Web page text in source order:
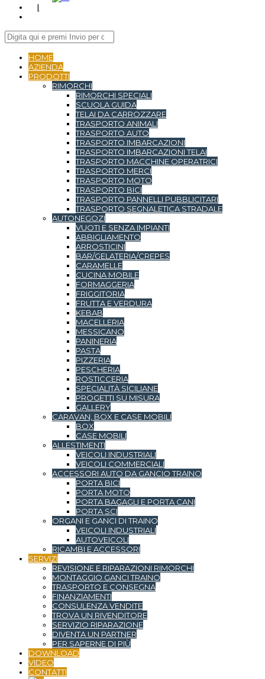
|
HOME
AZIENDA
PRODOTTI
RIMORCHI
RIMORCHI SPECIALI
SCUOLA GUIDA
TELAI DA CARROZZARE
TRASPORTO ANIMALI
TRASPORTO AUTO
TRASPORTO IMBARCAZIONI
TRASPORTO IMBARCAZIONI TELAI
TRASPORTO MACCHINE OPERATRICI
TRASPORTO MERCI
TRASPORTO MOTO
TRASPORTO BICI
TRASPORTO PANNELLI PUBBLICITARI
TRASPORTO SEGNALETICA STRADALE
AUTONEGOZI
VUOTI E SENZA IMPIANTI
ABBIGLIAMENTO
ARROSTICINI
BAR/GELATERIA/CREPES
CARAMELLE
CUCINA MOBILE
FORMAGGERIA
FRIGGITORIA
FRUTTA E VERDURA
KEBAB
MACELLERIA
MESSICANO
PANINERIA
PASTA
PIZZERIA
PESCHERIA
ROSTICCERIA
SPECIALITÀ SICILIANE
PROGETTI SU MISURA
GALLERY
CARAVAN, BOX E CASE MOBILI
BOX
CASE MOBILI
ALLESTIMENTI
VEICOLI INDUSTRIALI
VEICOLI COMMERCIALI
ACCESSORI AUTO DA GANCIO TRAINO
PORTA BICI
PORTA MOTO
PORTA BAGAGLI E PORTA CANI
PORTA SCI
ORGANI E GANCI DI TRAINO
VEICOLI INDUSTRIALI
AUTOVEICOLI
RICAMBI E ACCESSORI
SERVIZI
REVISIONE E RIPARAZIONI RIMORCHI
MONTAGGIO GANCI TRAINO
TRASPORTO E CONSEGNA
FINANZIAMENTI
CONSULENZA VENDITE
TROVA UN RIVENDITORE
SERVIZIO RIPARAZIONE
DIVENTA UN PARTNER
PER SAPERNE DI PIÙ
DOWNLOAD
VIDEO
CONTATTI